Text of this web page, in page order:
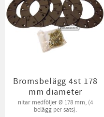
Bromsbelägg 4st 178
mm diameter
nitar medföljer Ø 178 mm, (4
belägg per sats).